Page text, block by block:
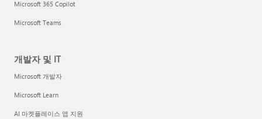
Microsoft 365 Copilot
Microsoft Teams
개발자 및 IT
Microsoft 개발자
Microsoft Learn
AI 마켓플레이스 앱 지원